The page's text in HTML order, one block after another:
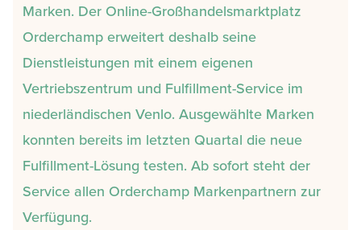
Marken. Der Online-Großhandelsmarktplatz
Orderchamp erweitert deshalb seine
Dienstleistungen mit einem eigenen
Vertriebszentrum und Fulfillment-Service im
niederländischen Venlo. Ausgewählte Marken
konnten bereits im letzten Quartal die neue
Fulfillment-Lösung testen. Ab sofort steht der
Service allen Orderchamp Markenpartnern zur
Verfügung.